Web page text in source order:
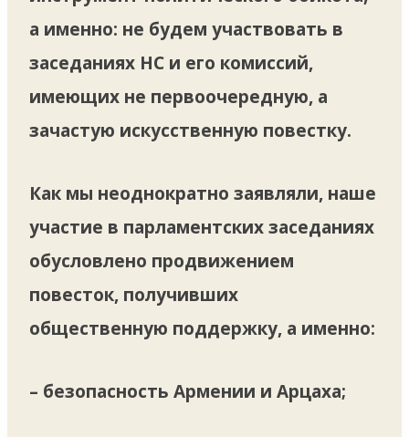
а именно: не будем участвовать в
заседаниях НС и его комиссий,
имеющих не первоочередную, а
зачастую искусственную повестку.
Как мы неоднократно заявляли, наше
участие в парламентских заседаниях
обусловлено продвижением
повесток, получивших
общественную поддержку, а именно:
– безопасность Армении и Арцаха;